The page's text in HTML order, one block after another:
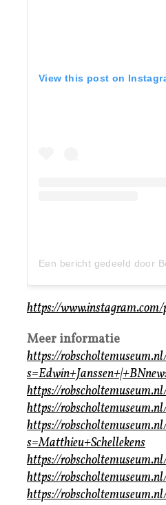
View this post on
https://
Meer informatie
https://
https://
https://
https://
s=Matthieu+Schellekens
https://
https://
https://